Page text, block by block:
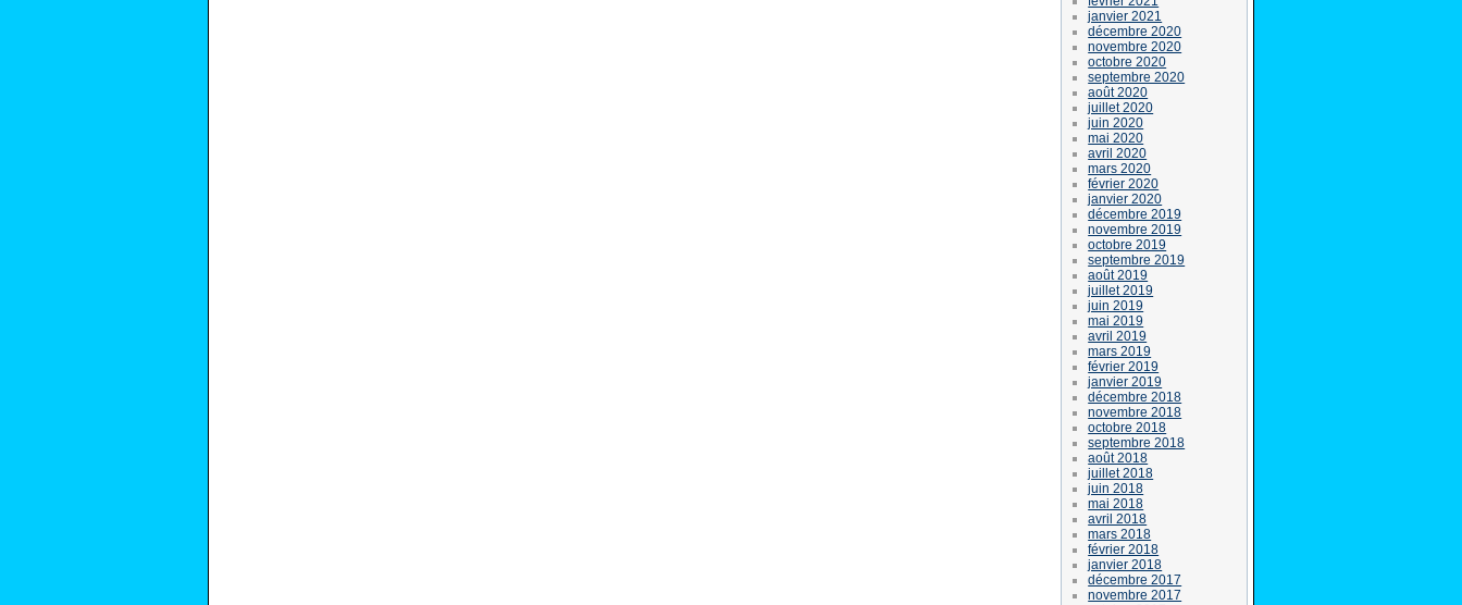
janvier 2021
décembre 2020
novembre 2020
octobre 2020
septembre 2020
août 2020
juillet 2020
juin 2020
mai 2020
avril 2020
mars 2020
février 2020
janvier 2020
décembre 2019
novembre 2019
octobre 2019
septembre 2019
août 2019
juillet 2019
juin 2019
mai 2019
avril 2019
mars 2019
février 2019
janvier 2019
décembre 2018
novembre 2018
octobre 2018
septembre 2018
août 2018
juillet 2018
juin 2018
mai 2018
avril 2018
mars 2018
février 2018
janvier 2018
décembre 2017
novembre 2017